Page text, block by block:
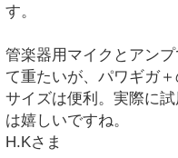
す。
管楽器用マイクとアン
て重たいが、パワギガ
サイズは便利。実際に
は嬉しいですね。
H.Kさま